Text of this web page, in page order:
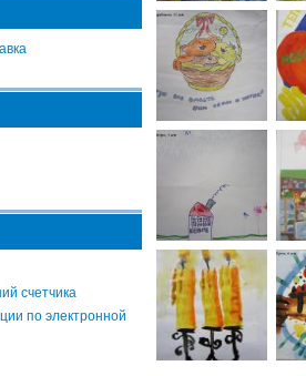
счетчика
по электронной